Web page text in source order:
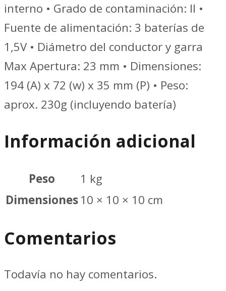
interno • Grado de contaminación: II •
Fuente de alimentación: 3 baterías de
1,5V • Diámetro del conductor y garra
Max Apertura: 23 mm • Dimensiones:
194 (A) x 72 (w) x 35 mm (P) • Peso:
aprox. 230g (incluyendo batería)
Información adicional
Peso
1 kg
Dimensiones10 × 10 × 10 cm
Comentarios
Todavía no hay comentarios.